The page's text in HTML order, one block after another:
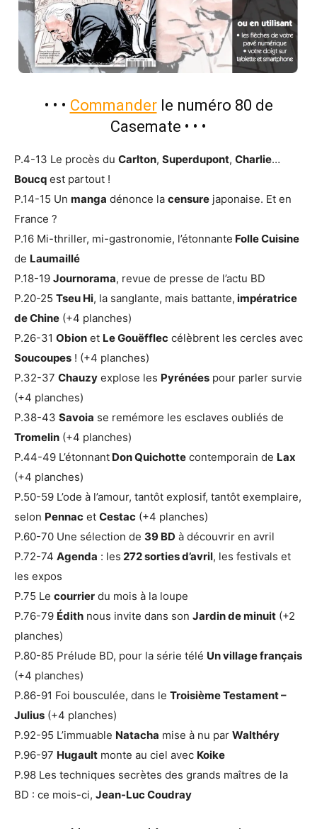
• • • Commanderle numéro 80 de
Casemate • • •
P.4-13 Le procès du Carlton, Superdupont, Charlie…
Boucq est partout !
P.14-15 Un manga dénonce la censure japonaise. Et en
France ?
P.16 Mi-thriller, mi-gastronomie, l’étonnante Folle Cuisine
de Laumaillé
P.18-19 Journorama, revue de presse de l’actu BD
P.20-25 Tseu Hi, la sanglante, mais battante, impératrice
de Chine (+4 planches)
P.26-31 Obion et Le Gouëfflec célèbrent les cercles avec
Soucoupes ! (+4 planches)
P.32-37 Chauzy explose les Pyrénées pour parler survie
(+4 planches)
P.38-43 Savoia se remémore les esclaves oubliés de
Tromelin (+4 planches)
P.44-49 L’étonnant Don Quichotte contemporain de Lax
(+4 planches)
P.50-59 L’ode à l’amour, tantôt explosif, tantôt exemplaire,
selon Pennac et Cestac (+4 planches)
P.60-70 Une sélection de 39 BD à découvrir en avril
P.72-74 Agenda : les 272 sorties d’avril, les festivals et
les expos
P.75 Le courrier du mois à la loupe
P.76-79 Édith nous invite dans son Jardin de minuit (+2
planches)
P.80-85 Prélude BD, pour la série télé Un village français
(+4 planches)
P.86-91 Foi bousculée, dans le Troisième Testament –
Julius (+4 planches)
P.92-95 L’immuable Natacha mise à nu par Walthéry
P.96-97 Hugault monte au ciel avec Koike
P.98 Les techniques secrètes des grands maîtres de la
BD : ce mois-ci, Jean-Luc Coudray